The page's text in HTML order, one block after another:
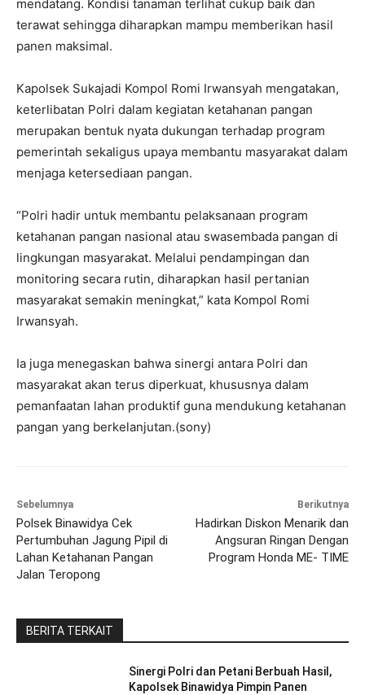
mendatang. Kondisi tanaman terlihat cukup baik dan
terawat sehingga diharapkan mampu memberikan hasil
panen maksimal.
Kapolsek Sukajadi Kompol Romi Irwansyah mengatakan,
keterlibatan Polri dalam kegiatan ketahanan pangan
merupakan bentuk nyata dukungan terhadap program
pemerintah sekaligus upaya membantu masyarakat dalam
menjaga ketersediaan pangan.
“Polri hadir untuk membantu pelaksanaan program
ketahanan pangan nasional atau swasembada pangan di
lingkungan masyarakat. Melalui pendampingan dan
monitoring secara rutin, diharapkan hasil pertanian
masyarakat semakin meningkat,” kata Kompol Romi
Irwansyah.
Ia juga menegaskan bahwa sinergi antara Polri dan
masyarakat akan terus diperkuat, khususnya dalam
pemanfaatan lahan produktif guna mendukung ketahanan
pangan yang berkelanjutan.(sony)
Sebelumnya
Polsek Binawidya Cek
Pertumbuhan Jagung Pipil di
Lahan Ketahanan Pangan
Jalan Teropong
Berikutnya
Hadirkan Diskon Menarik dan
Angsuran Ringan Dengan
Program Honda ME- TIME
BERITA TERKAIT
Sinergi Polri dan Petani Berbuah Hasil,
Kapolsek Binawidya Pimpin Panen